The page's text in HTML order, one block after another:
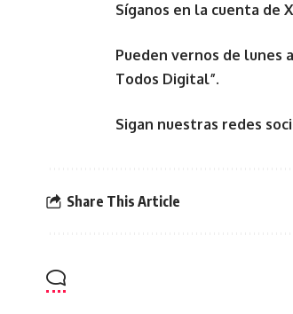
Síganos en la cuenta de
Pueden vernos de lunes
Todos Digital”.
Sigan nuestras redes
Share This Article